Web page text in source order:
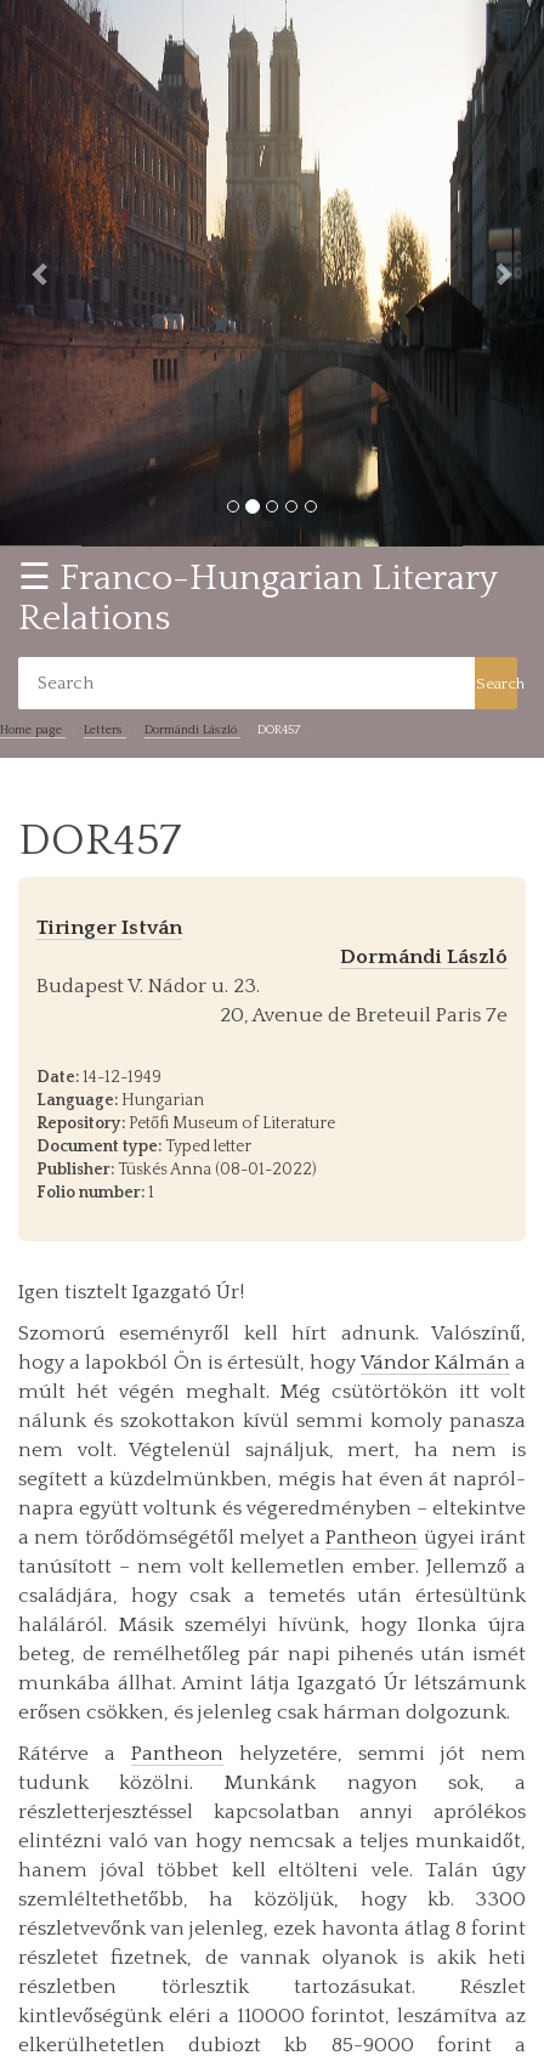
Previous
☰ Franco-Hungarian Literary
Relations
Search
Home page Letters Dormándi László DOR457
DOR457
Tiringer István
Dormándi László
Budapest V. Nádor u. 23.
20, Avenue de Breteuil Paris 7e
Date:14-12-1949
Language: Hungarian
Repository: Petőfi Museum of Literature
Document type: Typed letter
Publisher: Tüskés Anna (08-01-2022)
Folio number:1
Igen tisztelt Igazgató Úr!
Szomorú eseményről kell hírt adnunk. Valószínű,
hogy a lapokból Ön is értesült, hogy Vándor Kálmán a
múlt hét végén meghalt. Még csütörtökön itt volt
nálunk és szokottakon kívül semmi komoly panasza
nem volt. Végtelenül sajnáljuk, mert, ha nem is
segített a küzdelmünkben, mégis hat éven át napról-
napra együtt voltunk és végeredményben – eltekintve
a nem törődömségétől melyet aPantheon ügyei iránt
tanúsított – nem volt kellemetlen ember. Jellemző a
családjára, hogy csak a temetés után értesültünk
haláláról. Másik személyi hívünk, hogy Ilonka újra
beteg, de remélhetőleg pár napi pihenés után ismét
munkába állhat. Amint látja Igazgató Úr létszámunk
erősen csökken, és jelenleg csak hárman dolgozunk.
Rátérve a Pantheon helyzetére, semmi jót nem
tudunk közölni. Munkánk nagyon sok, a
részletterjesztéssel kapcsolatban annyi aprólékos
elintézni való van hogy nemcsak a teljes munkaidőt,
hanem jóval többet kell eltölteni vele. Talán úgy
szemléltethetőbb, ha közöljük, hogy kb. 3300
részletvevőnk van jelenleg, ezek havonta átlag 8 forint
részletet fizetnek, de vannak olyanok is akik heti
részletben törlesztik tartozásukat. Részlet
kintlevőségünk eléri a 110000 forintot, leszámítva az
elkerülhetetlen dubiozt kb 85-9000 forint a